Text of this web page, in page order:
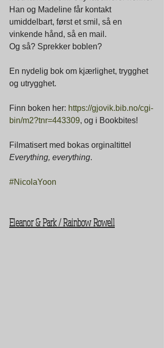
Han og Madeline får kontakt
umiddelbart, først et smil, så en
vinkende hånd, så en mail.
Og så? Sprekker boblen?
En nydelig bok om kjærlighet, trygghet
og utrygghet.
Finn boken her: https://gjovik.bib.no/cgi-
bin/m2?tnr=443309, og i Bookbites!
Filmatisert med bokas orginaltittel
Everything, everything.
#NicolaYoon
Eleanor & Park / Rainbow Rowell